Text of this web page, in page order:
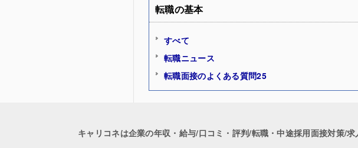
転職の基本
すべて
転職ニュース
転職面接のよくある質問25
キャリコネは企業の年収・給与/口コミ・評判/転職・中途採用面接対策/求